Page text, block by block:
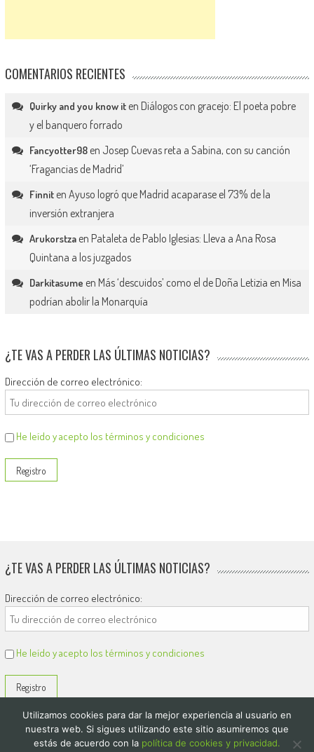
COMENTARIOS RECIENTES
Quirky and you know iten Diálogos con gracejo: El poeta pobre
y el banquero forrado
Fancyotter98en Josep Cuevas reta a Sabina, con su canción
‘Fragancias de Madrid’
Finniten Ayuso logró que Madrid acaparase el 73% de la
inversión extranjera
Arukorstzaen Pataleta de Pablo Iglesias: Lleva a Ana Rosa
Quintana a los juzgados
Darkitasume en Más ‘descuidos’ como el de Doña Letizia en Misa
podrían abolir la Monarquía
¿TE VAS A PERDER LAS ÚLTIMAS NOTICIAS?
Dirección de correo electrónico:
He leído y acepto los términos y condiciones
¿TE VAS A PERDER LAS ÚLTIMAS NOTICIAS?
Dirección de correo electrónico:
He leído y acepto los términos y condiciones
Utilizamos cookies para dar la mejor experiencia al usuario en
nuestra web. Si sigues utilizando este sitio asumiremos que
estás de acuerdo con la política de cookies y privacidad.